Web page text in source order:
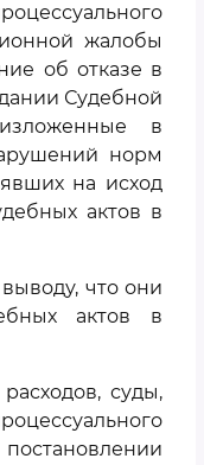
жалобы
об отказе в
Судебной
в
норм
на исход
актов в
что они
актов в
суды,